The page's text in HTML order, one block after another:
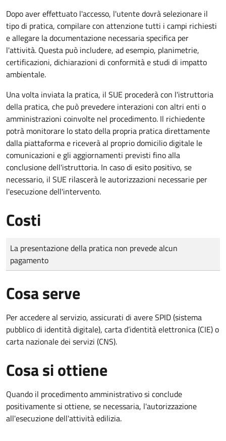
Dopo aver effettuato l'accesso, l'utente dovrà selezionare il
tipo di pratica, compilare con attenzione tutti i campi richiesti
e allegare la documentazione necessaria specifica per
l'attività. Questa può includere, ad esempio, planimetrie,
certificazioni, dichiarazioni di conformità e studi di impatto
ambientale.
Una volta inviata la pratica, il SUE procederà con l'istruttoria
della pratica, che può prevedere interazioni con altri enti o
amministrazioni coinvolte nel procedimento. Il richiedente
potrà monitorare lo stato della propria pratica direttamente
dalla piattaforma e riceverà al proprio domicilio digitale le
comunicazioni e gli aggiornamenti previsti fino alla
conclusione dell'istruttoria. In caso di esito positivo, se
necessario, il SUE rilascerà le autorizzazioni necessarie per
l'esecuzione dell'intervento.
Costi
Tipo di pagamento
Importo
La presentazione della pratica non prevede alcun
pagamento
Cosa serve
Per accedere al servizio, assicurati di avere SPID (sistema
pubblico di identità digitale), carta d’identità elettronica (CIE) o
carta nazionale dei servizi (CNS).
Cosa si ottiene
Quando il procedimento amministrativo si conclude
positivamente si ottiene, se necessaria, l'autorizzazione
all'esecuzione dell'attività edilizia.